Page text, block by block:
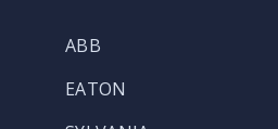
ABB
EATON